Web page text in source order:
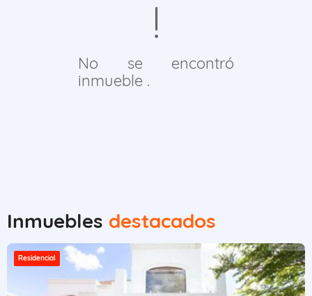
No se encontró
inmueble .
Inmuebles destacados
Residencial